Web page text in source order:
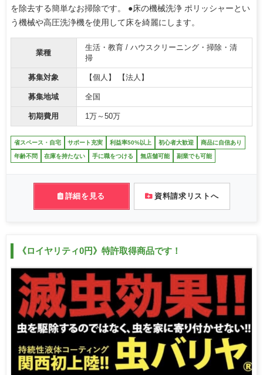
を除去する簡単なお掃除です。 ●床の機械洗浄 ポリッシャーとい
う機械や高圧洗浄機を使用して床を綺麗にします。
業種
生活・教育 / ハウスクリーニング・掃除・清
掃
募集対象 【個人】 【法人】
募集地域 全国
初期費用 1万～50万
省スペース・自宅 サポート充実 利益率50%以上 初心者大歓迎 商品に自信あり
年齢不問 在庫を持たない 手に職をつける 無店舗可能 副業でも可能
詳細を見る 資料請求リストへ
《ロイヤリティ0円》特許取得商品です！